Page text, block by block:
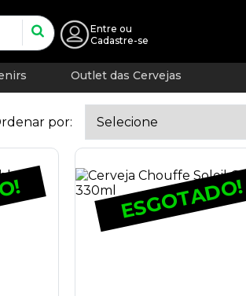
Entre ou
Cadastre-se
Outlet das Cervejas
por:
ESGOTADO!